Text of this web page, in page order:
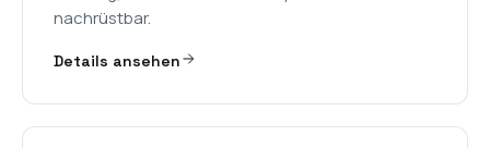
nachrüstbar.
Details ansehen